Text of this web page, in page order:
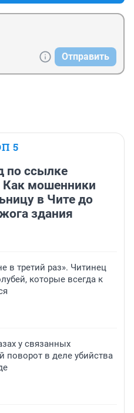
Отправить
5
по ссылке
Как мошенники
в Чите до
здания
в третий раз». Читинец
которые всегда к
у связанных
поворот в деле убийства